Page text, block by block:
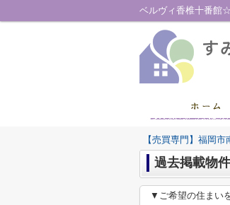
【売買専門】福岡
過去掲載物
▼ご希望の住まい